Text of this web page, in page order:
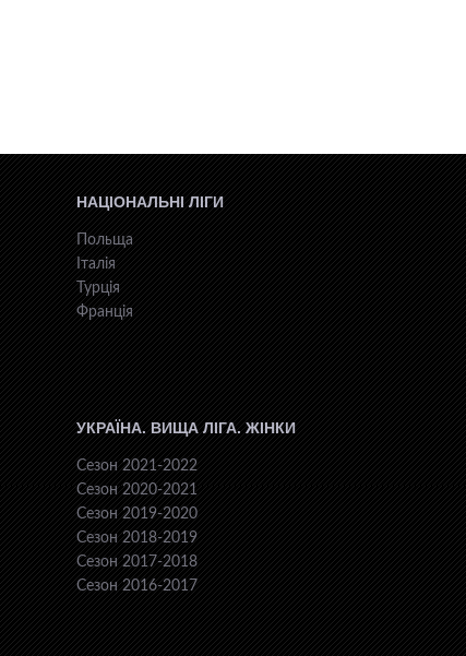
НАЦІОНАЛЬНІ ЛІГИ
Польща
Італія
Турція
Франція
УКРАЇНА. ВИЩА ЛІГА. ЖІНКИ
Сезон 2021-2022
Сезон 2020-2021
Сезон 2019-2020
Сезон 2018-2019
Сезон 2017-2018
Сезон 2016-2017